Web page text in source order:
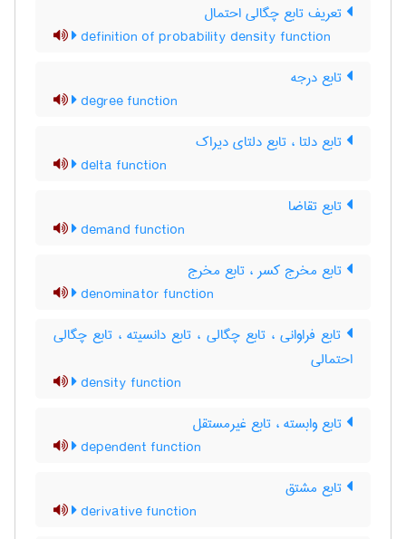
تعریف تابع چگالی احتمال
definition of probability density function
تابع درجه
degree function
تابع دلتا ، تابع دلتای دیراک
delta function
تابع تقاضا
demand function
تابع مخرج کسر ، تابع مخرج
denominator function
تابع فراوانی ، تابع چگالی ، تابع دانسیته ، تابع چگالی
احتمالی
density function
تابع وابسته ، تابع غیرمستقل
dependent function
تابع مشتق
derivative function